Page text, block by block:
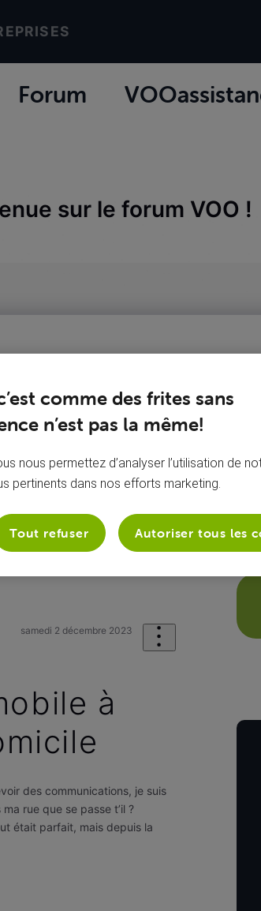
Forum
sur le forum VOO !
abonnement mobile
samedi 2 décembre 2023
à
des communications, je suis
rue que se passe t’il ?
était parfait, mais depuis la
comme des frites sans
n’est pas la même!
nous permettez d’analyser l’utilisation de
pertinents dans nos efforts marketing.
Tout refuser Autoriser tous les